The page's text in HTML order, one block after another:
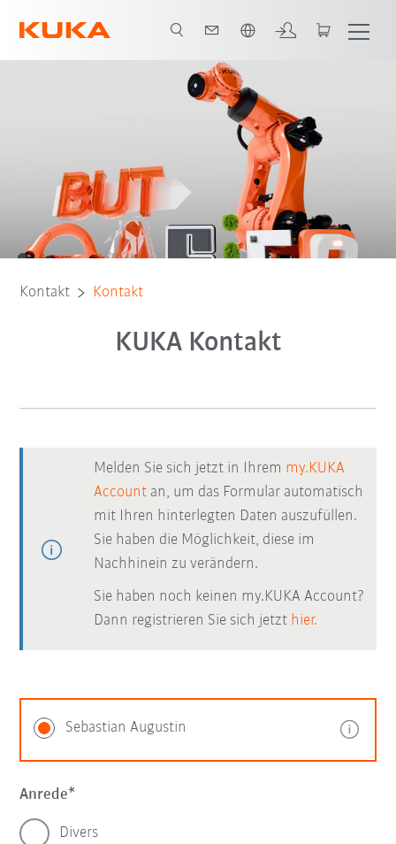
Kontakt Kontakt
KUKA Kontakt
Melden Sie sich jetzt in Ihrem my.KUKA
Account an, um das Formular automatisch
mit Ihren hinterlegten Daten auszufüllen.
Sie haben die Möglichkeit, diese im
Nachhinein zu verändern.
Sie haben noch keinen my.KUKA Account?
Dann registrieren Sie sich jetzt hier.
Sebastian Augustin
Anrede
Divers